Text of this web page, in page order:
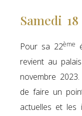
Samedi
Pour sa 22ème
revient au
novembre
de faire un
actuelles et les